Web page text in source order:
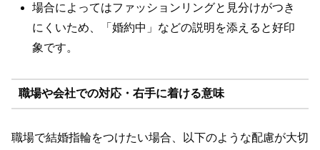
場合によってはファッションリングと見分けがつき
にくいため、「婚約中」などの説明を添えると好印
象です。
職場や会社での対応・右手に着ける意味
職場で結婚指輪をつけたい場合、以下のような配慮が大切